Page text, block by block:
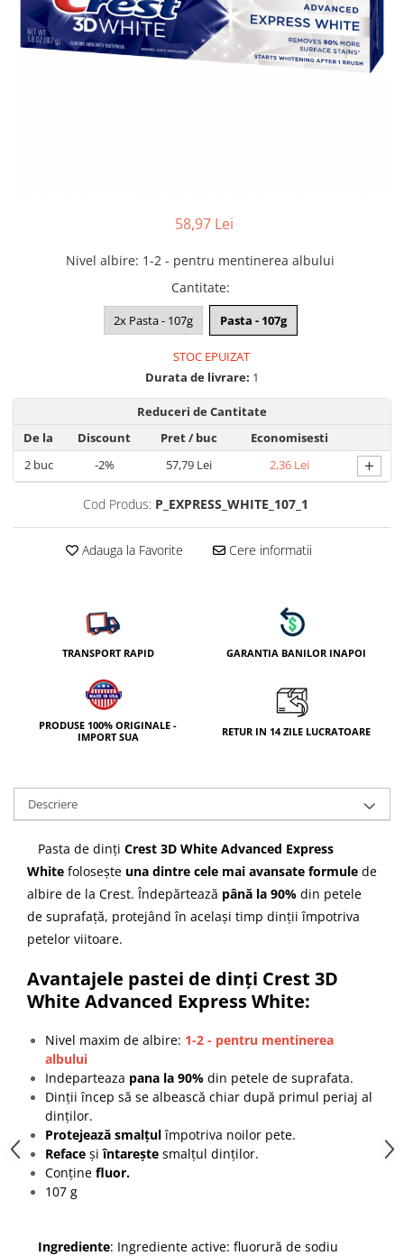
58,97 Lei
Nivel albire: 1-2 - pentru mentinerea albului
Cantitate:
2x Pasta - 107g Pasta - 107g
STOC EPUIZAT
Durata de livrare: 1
Reduceri de Cantitate
De la
Discount Pret/ buc
Economisesti
2buc -2% 57,79 Lei 2,36 Lei +
Cod Produs: P_EXPRESS_WHITE_107_1
Adauga la Favorite Cere informatii
TRANSPORT RAPID GARANTIA BANILOR INAPOI
PRODUSE 100% ORIGINALE -
IMPORT SUA
RETUR IN 14 ZILE LUCRATOARE
Descriere
Pasta de dinți Crest 3D White Advanced Express
White folosește una dintre cele mai avansate formule de
albire de la Crest. Îndepărtează până la 90% din petele
de suprafață, protejând în același timp dinții împotriva
petelor viitoare.
Avantajele pastei de dinți Crest 3D
White Advanced Express White:
Nivel maxim de albire: 1-2 - pentru mentinerea
albului
Indeparteaza pana la 90% din petele de suprafata.
Dinții încep să se albească chiar după primul periaj al
dinților.
Protejează smalțulîmpotriva noilor pete.
Reface șiîntarește smalțul dinților.
Conține fluor.
107 g
Ingrediente: Ingrediente active: fluorură de sodiu